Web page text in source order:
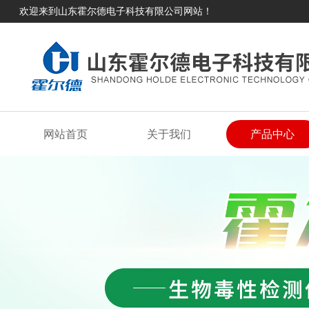
欢迎来到山东霍尔德电子科技有限公司网站！
网站首页 关于我们 产品中心